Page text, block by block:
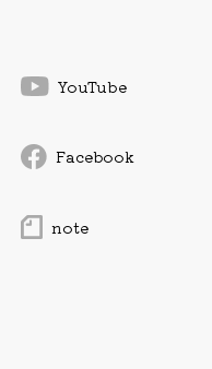
YouTube
Facebook
note